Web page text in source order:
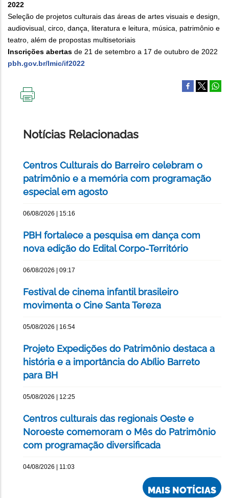
2022
Seleção de projetos culturais das áreas de artes visuais e design,
audiovisual, circo, dança, literatura e leitura, música, patrimônio e
teatro, além de propostas multisetoriais
Inscrições abertas de 21 de setembro a 17 de outubro de 2022
pbh.gov.br/lmic/if2022
Notícias Relacionadas
Centros Culturais do Barreiro celebram o
patrimônio e a memória com programação
especial em agosto
06/08/2026 | 15:16
PBH fortalece a pesquisa em dança com
nova edição do Edital Corpo-Território
06/08/2026 | 09:17
Festival de cinema infantil brasileiro
movimenta o Cine Santa Tereza
05/08/2026 | 16:54
Projeto Expedições do Patrimônio destaca a
história e a importância do Abílio Barreto
para BH
05/08/2026 | 12:25
Centros culturais das regionais Oeste e
Noroeste comemoram o Mês do Patrimônio
com programação diversificada
04/08/2026 | 11:03
MAIS NOTÍCIAS